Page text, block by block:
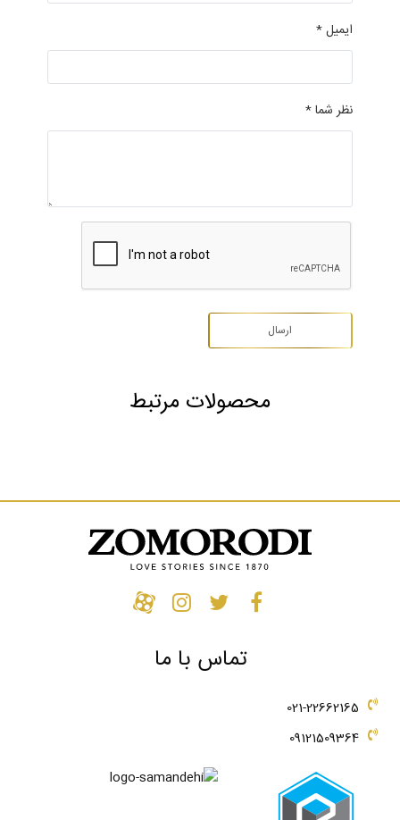
ایمیل *
نظر شما *
محصولات مرتبط
سرویس طلای عروس کد 31262 - 31179 - 31361
1,428,010,000 تومان
تماس با ما
021-22662165
09121509364